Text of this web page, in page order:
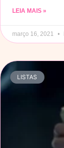
LEIA MAIS »
março 16, 2021
LISTAS